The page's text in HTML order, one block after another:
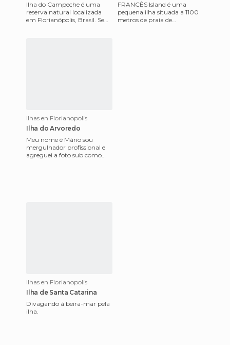
Ilha do Campeche é uma
reserva natural localizada
em Florianópolis, Brasil. Se
FRANCÊS Island é uma
pequena ilha situada a 1100
metros de praia de
Ilhas en Florianopolis
Ilha do Arvoredo
Meu nome é Mário sou
mergulhador profissional e
agreguei a foto sub como
Ilhas en Florianopolis
Ilha de Santa Catarina
Divagando à beira-mar pela
ilha.